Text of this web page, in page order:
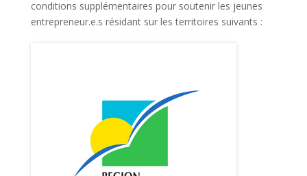
conditions supplémentaires pour soutenir les jeunes
entrepreneur.e.s résidant sur les territoires suivants :